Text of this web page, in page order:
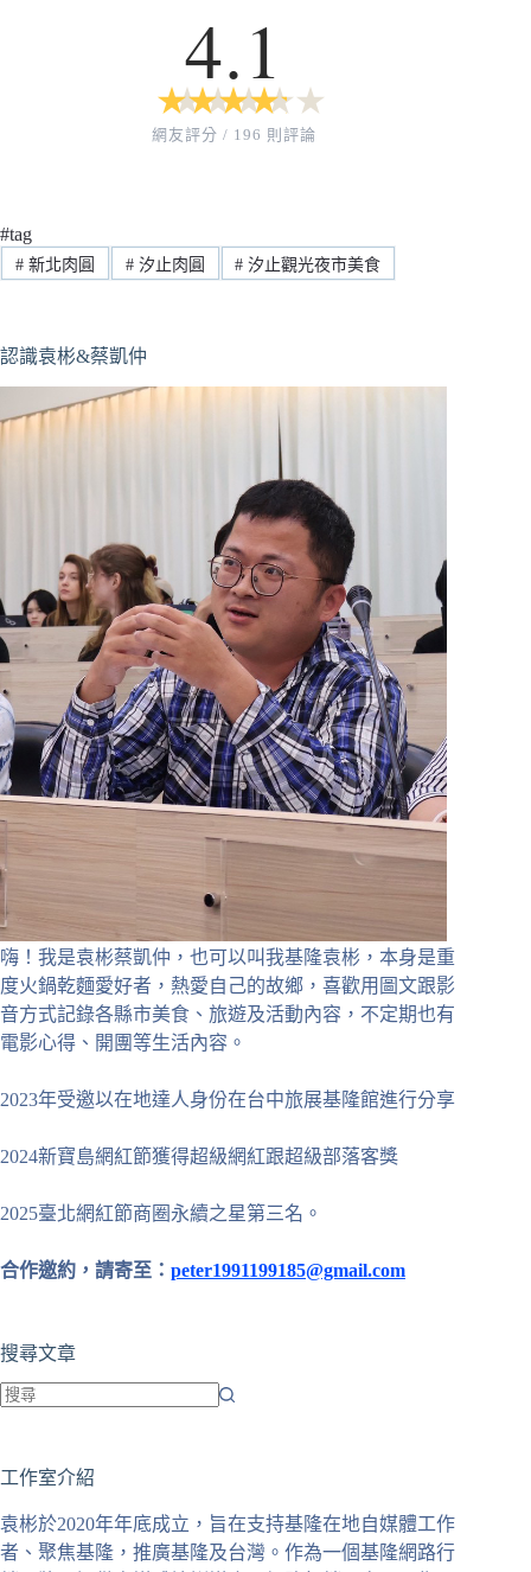
4.1
★
★ ★
★ ★
★ ★
★ ★
★
網友評分 / 196 則評論
#tag
#新北肉圓 #汐止肉圓 # 汐止觀光夜市美食
認識袁彬&蔡凱仲
嗨！我是袁彬蔡凱仲，也可以叫我基隆袁彬，本身是重
度火鍋乾麵愛好者，熱愛自己的故鄉，喜歡用圖文跟影
音方式記錄各縣市美食、旅遊及活動內容，不定期也有
電影心得、開團等生活內容。
2023年受邀以在地達人身份在台中旅展基隆館進行分享
2024新寶島網紅節獲得超級網紅跟超級部落客獎
2025臺北網紅節商圈永續之星第三名。
合作邀約，請寄至： peter1991199185@gmail.com
搜尋文章
到
合
條
工作室介紹
袁彬於2020年年底成立，旨在支持基隆在地自媒體工作
者、聚焦基隆，推廣基隆及台灣。作為一個基隆網路行